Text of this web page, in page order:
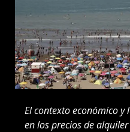
El contexto económico
en los precios de